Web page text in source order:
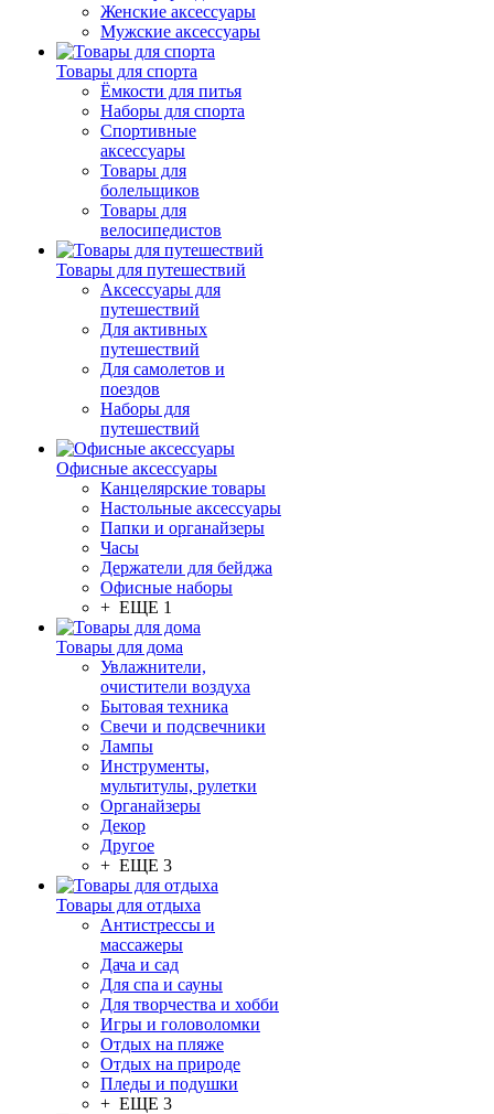
Женские аксессуары
Мужские аксессуары
Товары для спорта
Ёмкости для питья
Наборы для спорта
Спортивные
аксессуары
Товары для
болельщиков
Товары для
велосипедистов
Товары для путешествий
Аксессуары для
путешествий
Для активных
путешествий
Для самолетов и
поездов
Наборы для
путешествий
Офисные аксессуары
Канцелярские товары
Настольные аксессуары
Папки и органайзеры
Часы
Держатели для бейджа
Офисные наборы
+ ЕЩЕ 1
Товары для дома
Увлажнители,
очистители воздуха
Бытовая техника
Свечи и подсвечники
Лампы
Инструменты,
мультитулы, рулетки
Органайзеры
Декор
Другое
+ ЕЩЕ 3
Товары для отдыха
Антистрессы и
массажеры
Дача и сад
Для спа и сауны
Для творчества и хобби
Игры и головоломки
Отдых на пляже
Отдых на природе
Пледы и подушки
+ ЕЩЕ 3